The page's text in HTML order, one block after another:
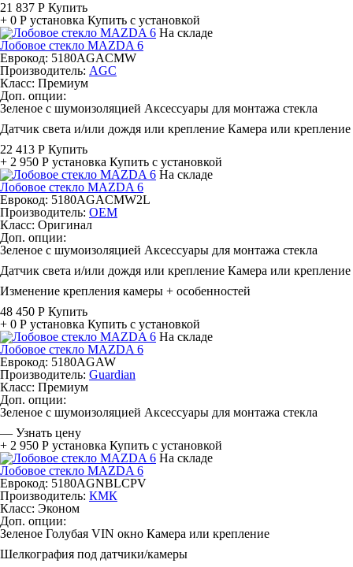
21 837 Р Купить
+ 0 Р установка Купить с установкой
На складе
Лобовое стекло MAZDA 6
Еврокод: 5180AGACMW
Производитель: AGC
Класс: Премиум
Доп. опции:
Зеленое с шумоизоляцией Аксессуары для монтажа стекла
Датчик света и/или дождя или крепление Камера или крепление
22 413 Р Купить
+ 2 950 Р установка Купить с установкой
На складе
Лобовое стекло MAZDA 6
Еврокод: 5180AGACMW2L
Производитель: OEM
Класс: Оригинал
Доп. опции:
Зеленое с шумоизоляцией Аксессуары для монтажа стекла
Датчик света и/или дождя или крепление Камера или крепление
Изменение крепления камеры + особенностей
48 450 Р Купить
+ 0 Р установка Купить с установкой
На складе
Лобовое стекло MAZDA 6
Еврокод: 5180AGAW
Производитель: Guardian
Класс: Премиум
Доп. опции:
Зеленое с шумоизоляцией Аксессуары для монтажа стекла
— Узнать цену
+ 2 950 Р установка Купить с установкой
На складе
Лобовое стекло MAZDA 6
Еврокод: 5180AGNBLCPV
Производитель: КМК
Класс: Эконом
Доп. опции:
Зеленое Голубая VIN окно Камера или крепление
Шелкография под датчики/камеры